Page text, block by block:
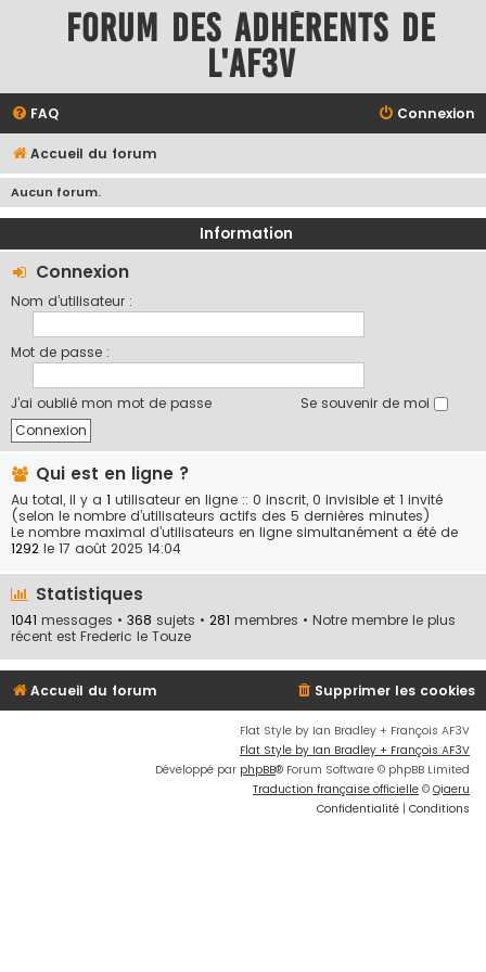
Forum des adhérents de
l'AF3V
FAQ Connexion
Accueil du forum
Aucun forum.
Information
Connexion
Nom d’utilisateur :
Mot de passe :
J’ai oublié mon mot de passe Se souvenir de moi
Qui est en ligne ?
Au total, il y a 1 utilisateur en ligne :: 0 inscrit, 0 invisible et 1 invité
(selon le nombre d’utilisateurs actifs des 5 dernières minutes)
Le nombre maximal d’utilisateurs en ligne simultanément a été de
1292 le 17 août 2025 14:04
Statistiques
1041 messages • 368 sujets • 281 membres • Notre membre le plus
récent est Frederic le Touze
Accueil du forum Supprimer les cookies
Flat Style by Ian Bradley + François AF3V
Flat Style by Ian Bradley + François AF3V
Développé par phpBB® Forum Software © phpBB Limited
Traduction française officielle © Qiaeru
Confidentialité | Conditions